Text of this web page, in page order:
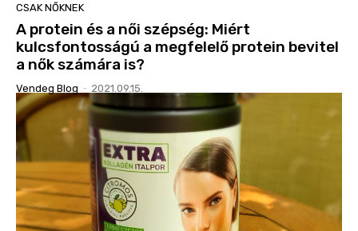
CSAK NŐKNEK
A protein és a női szépség: Miért
kulcsfontosságú a megfelelő protein bevitel
a nők számára is?
Vendeg Blog - 2021.09.15.